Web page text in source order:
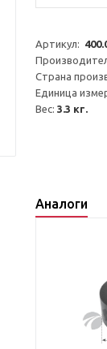
Артикул:
Страна
Единица
Вес: 3.3 кг.
Аналоги